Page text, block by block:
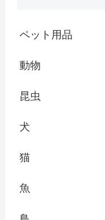
ペット用品
動物
昆虫
犬
猫
魚